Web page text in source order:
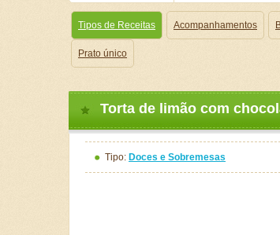
Tipos de Receitas Acompanhamentos
Prato único
Torta de limão com
Tipo: Doces e Sobremesas